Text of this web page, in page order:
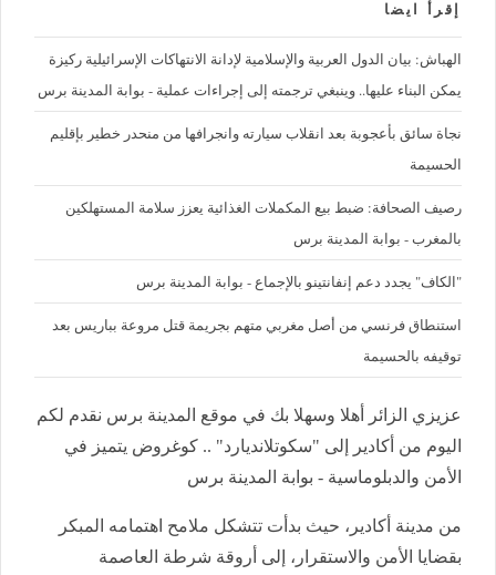
إقرأ ايضا
الهباش: بيان الدول العربية والإسلامية لإدانة الانتهاكات الإسرائيلية ركيزة
يمكن البناء عليها.. وينبغي ترجمته إلى إجراءات عملية - بوابة المدينة برس
نجاة سائق بأعجوبة بعد انقلاب سيارته وانجرافها من منحدر خطير بإقليم
الحسيمة
رصيف الصحافة: ضبط بيع المكملات الغذائية يعزز سلامة المستهلكين
بالمغرب - بوابة المدينة برس
"الكاف" يجدد دعم إنفانتينو بالإجماع - بوابة المدينة برس
استنطاق فرنسي من أصل مغربي متهم بجريمة قتل مروعة بباريس بعد
توقيفه بالحسيمة
عزيزي الزائر أهلا وسهلا بك في موقع المدينة برس نقدم لكم
اليوم من أكادير إلى "سكوتلانديارد" .. كوغروض يتميز في
الأمن والدبلوماسية - بوابة المدينة برس
من مدينة أكادير، حيث بدأت تتشكل ملامح اهتمامه المبكر
بقضايا الأمن والاستقرار، إلى أروقة شرطة العاصمة